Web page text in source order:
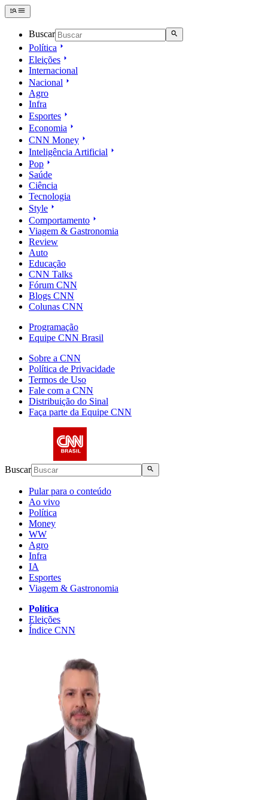
Buscar
Política
Eleições
Internacional
Nacional
Agro
Infra
Esportes
Economia
CNN Money
Inteligência Artificial
Pop
Saúde
Ciência
Tecnologia
Style
Comportamento
Viagem & Gastronomia
Review
Auto
Educação
CNN Talks
Fórum CNN
Blogs CNN
Colunas CNN
Programação
Equipe CNN Brasil
Sobre a CNN
Política de Privacidade
Termos de Uso
Fale com a CNN
Distribuição do Sinal
Faça parte da Equipe CNN
Buscar
Pular para o conteúdo
Ao vivo
Política
Money
WW
Agro
Infra
IA
Esportes
Viagem & Gastronomia
Política
Eleições
Índice CNN